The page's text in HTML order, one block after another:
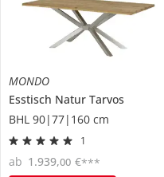
MONDO
Esstisch Natur Tarvos
BHL 90|77|160 cm
1
ab 1.939,00 €***